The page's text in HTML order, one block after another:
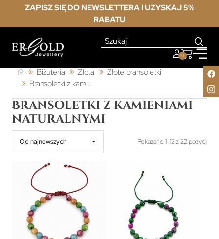
ZAPISZ SIĘ DO NEWSLETTERA I UZYSKAJ 5%
RABATU
0
Biżuteria Złota
Złote bransoletki
Bransoletki z kamieniami naturalnymi
Bransoletki z kamieniami
naturalnymi
Od najnowszych Pokazano 1-12 z 22 pozycji